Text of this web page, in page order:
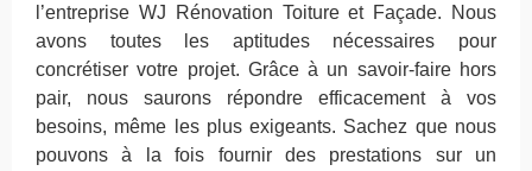
l’entreprise WJ Rénovation Toiture et Façade. Nous
avons toutes les aptitudes nécessaires pour
concrétiser votre projet. Grâce à un savoir-faire hors
pair, nous saurons répondre efficacement à vos
besoins, même les plus exigeants. Sachez que nous
pouvons à la fois fournir des prestations sur un